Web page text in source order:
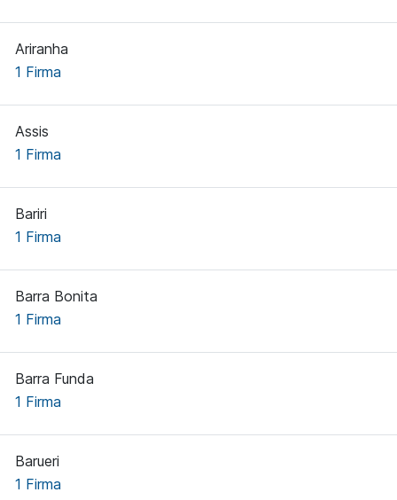
Ariranha
1 Firma
Assis
1 Firma
Bariri
1 Firma
Barra Bonita
1 Firma
Barra Funda
1 Firma
Barueri
1 Firma